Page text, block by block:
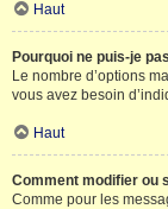
Haut
Pourquoi ne puis-je
Le nombre d’options
vous avez besoin
Haut
Comment modifier ou
Comme pour les